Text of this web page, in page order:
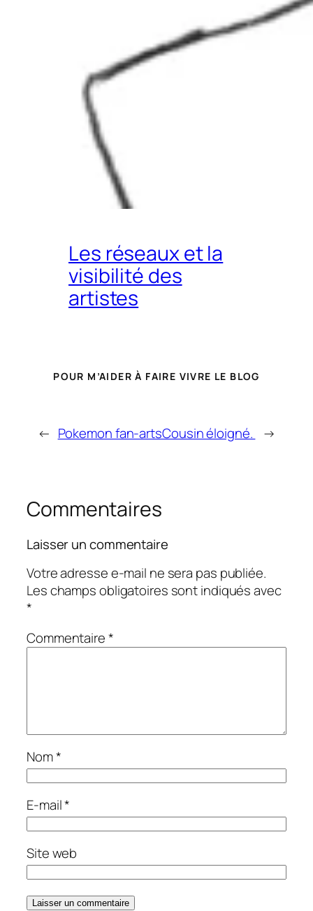
Les réseaux et la
visibilité des
artistes
POUR M’AIDER À FAIRE VIVRE LE BLOG
← Pokemon fan-artsCousin éloigné. →
Commentaires
Laisser un commentaire
Votre adresse e-mail ne sera pas publiée.
Les champs obligatoires sont indiqués avec
*
Commentaire*
Nom*
E-mail*
Site web